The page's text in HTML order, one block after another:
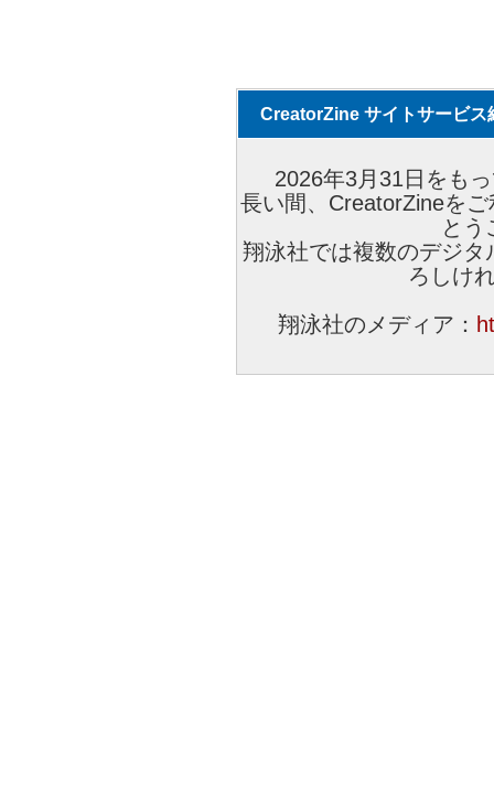
CreatorZine サイトサービス
2026年3月31日をも
長い間、CreatorZineを
とう
翔泳社では複数のデジ
ろしけ
翔泳社のメディア：